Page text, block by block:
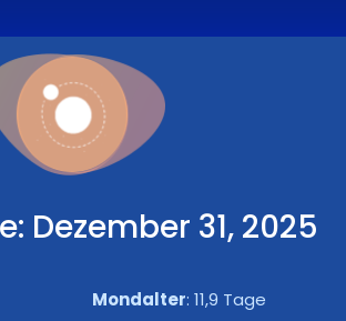
Dezember 31, 2025
Mondalter: 11,9 Tage